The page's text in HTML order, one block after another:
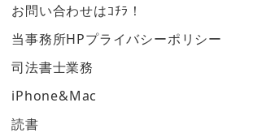
お問い合わせはｺﾁﾗ！
当事務所HPプライバシーポリシー
司法書士業務
iPhone&Mac
読書